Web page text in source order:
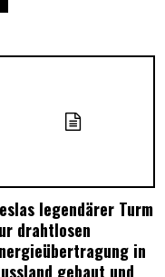
legendärer Turm
drahtlosen
in
gebaut und